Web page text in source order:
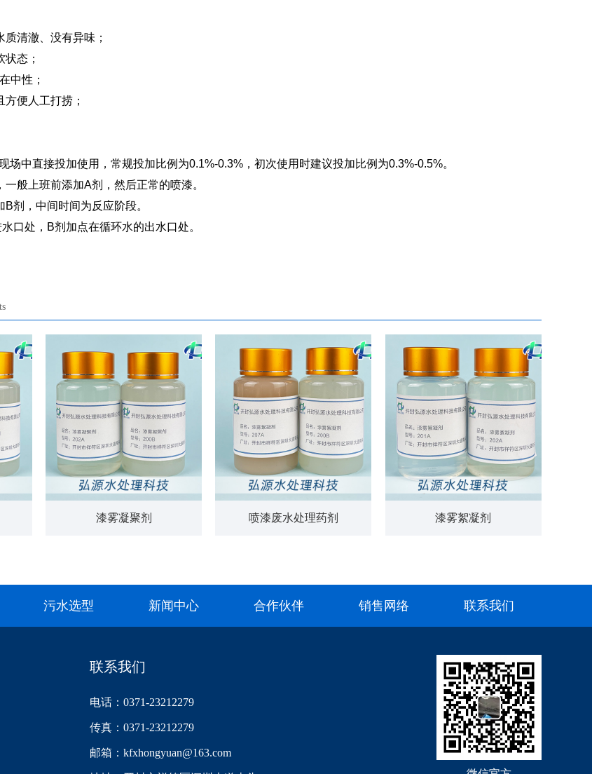
清澈、没有异味；
态；
中性；
便人工打捞；
场中直接投加使用，常规投加比例为0.1%-0.3%，初次使用时建议投加比例为0.3%-0.5%。
般上班前添加A剂，然后正常的喷漆。
剂，中间时间为反应阶段。
口处，B剂加点在循环水的出水口处。
漆雾凝聚剂 喷漆废水处理药剂 漆雾絮凝剂
污水选型 新闻中心 合作伙伴 销售网络 联系我们
联系我们
电话：0371-23212279
传真：0371-23212279
邮箱：kfxhongyuan@163.com